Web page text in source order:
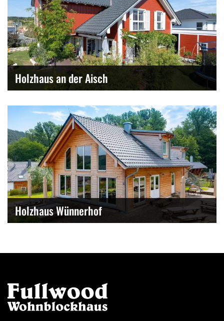
Holzhaus an der Aisch
Holzhaus Wünnerhof